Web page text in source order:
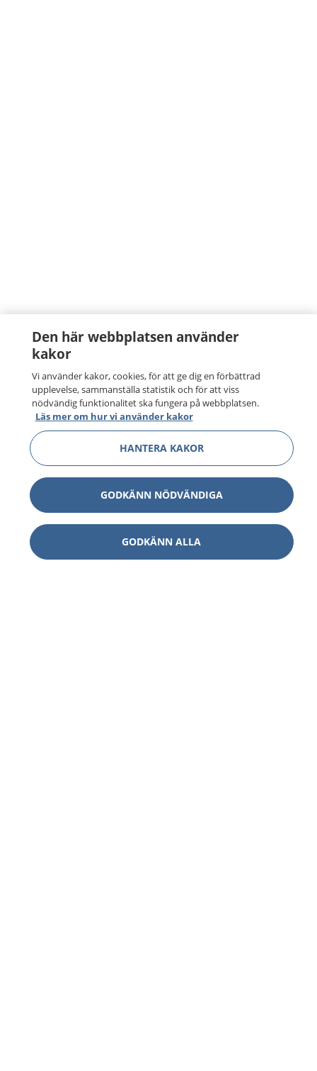
Den här webbplatsen använder
kakor
Vi använder kakor, cookies, för att ge dig en förbättrad
upplevelse, sammanställa statistik och för att viss
nödvändig funktionalitet ska fungera på webbplatsen.
Läs mer om hur vi använder kakor
HANTERA KAKOR
GODKÄNN NÖDVÄNDIGA
GODKÄNN ALLA